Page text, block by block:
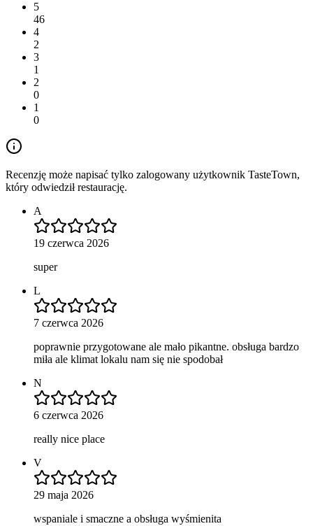
5
46
4
2
3
1
2
0
1
0
Recenzję może napisać tylko zalogowany użytkownik TasteTown,
który odwiedził restaurację.
A
19 czerwca 2026
super
L
7 czerwca 2026
poprawnie przygotowane ale mało pikantne. obsługa bardzo
miła ale klimat lokalu nam się nie spodobał
N
6 czerwca 2026
really nice place
V
29 maja 2026
wspaniale i smaczne a obsługa wyśmienita